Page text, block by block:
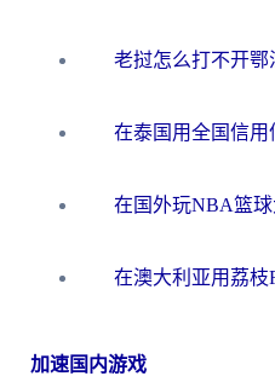
加速国内游戏